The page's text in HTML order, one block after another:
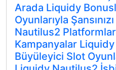
Arada Liquidy
Oyunlarıyla
Nautilus2
Kampanyalar
Büyüleyici Slot